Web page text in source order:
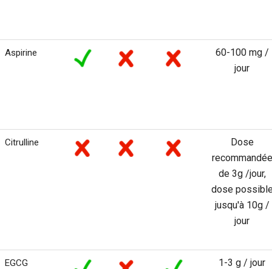
Aspirine
60-100 mg /
jour
Citrulline
Dose
recommandée
de 3g /jour,
dose
jusqu'à 10g /
jour
EGCG 1-3 g / jour